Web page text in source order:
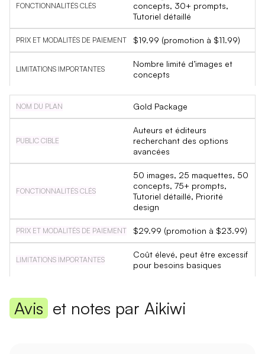
concepts, 30+ prompts,
Tutoriel détaillé
$19.99 (promotion à $11.99)
Nombre limité d’images et
concepts
Gold Package
Auteurs et éditeurs
recherchant des options
avancées
50 images, 25 maquettes, 50
concepts, 75+ prompts,
Tutoriel détaillé, Priorité
design
$29.99 (promotion à $23.99)
Coût élevé, peut être excessif
pour besoins basiques
Avis et notes par Aikiwi